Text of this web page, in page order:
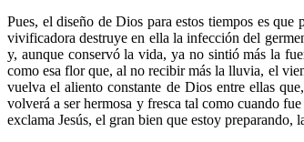
Pues, el diseño de Dios para estos tiempos es
vivificadora destruye en ella la infección del
y, aunque conservó la vida, ya no sintió más la
como esa flor que, al no recibir más la lluvia, el
vuelva el aliento constante de Dios entre ellas
volverá a ser hermosa y fresca tal como cuando
exclama Jesús, el gran bien que estoy preparando,